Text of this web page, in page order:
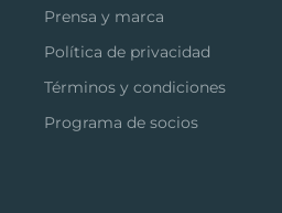
Prensa y marca
Política de privacidad
Términos y condiciones
Programa de socios